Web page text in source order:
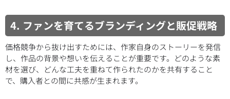
4. ファンを育てるブランディングと販促戦略
価格競争から抜け出すためには、作家自身のストーリーを発信
し、作品の背景や想いを伝えることが重要です。どのような素
材を選び、どんな工夫を重ねて作られたのかを共有すること
で、購入者との間に共感が生まれます。